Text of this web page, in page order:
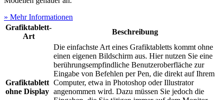
» Mehr Informationen
Grafiktablett-
Art
Beschreibung
Grafiktablett
ohne Display
Die einfachste Art eines Grafiktabletts kommt ohne
einen eigenen Bildschirm aus. Hier nutzen Sie eine
berührungsempfindliche Benutzeroberfläche zur
Eingabe von Befehlen per Pen, die direkt auf Ihrem
Computer, etwa in Photoshop oder Illustrator
angenommen wird. Dazu müssen Sie jedoch die